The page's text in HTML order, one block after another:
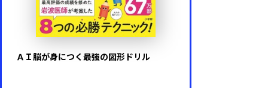
ＡＩ脳が身につく最強の図形ドリル